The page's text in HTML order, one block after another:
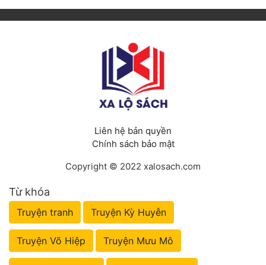
Liên hệ bản quyền
Chính sách bảo mật
Copyright © 2022 xalosach.com
Từ khóa
Truyện tranh Truyện Kỳ Huyễn
Truyện Võ Hiệp Truyện Mưu Mô